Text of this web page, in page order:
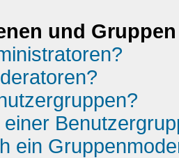
und Gruppen
ein